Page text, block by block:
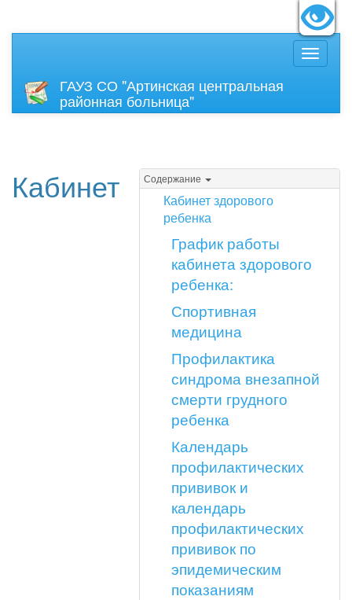
ГАУЗ СО "Артинская центральная
районная больница"
Содержание
Кабинет здорового
ребенка
График работы
кабинета здорового
ребенка:
Спортивная
медицина
Профилактика
синдрома внезапной
смерти грудного
ребенка
Календарь
профилактических
прививок и
календарь
профилактических
прививок по
эпидемическим
показаниям
Кабинет